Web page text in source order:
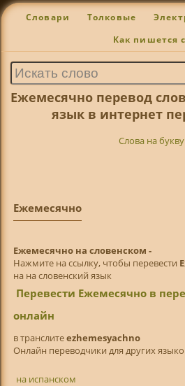
Словари Толковые
Как пишется
Ежемесячно перевод
язык в интернет
Слова на букву
Ежемесячно
Ежемесячно на словенском -
Нажмите на ссылку, чтобы перевести
на на словенский язык
Перевести Ежемесячно в
онлайн
в транслитeezhemesyachno
Онлайн переводчики для других
на испанском